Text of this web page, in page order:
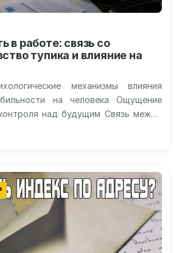
в работе: связь со
тупика и влияние на
механизмы влияния
на человека Ощущение
над будущим Связь между
снижения психологического…